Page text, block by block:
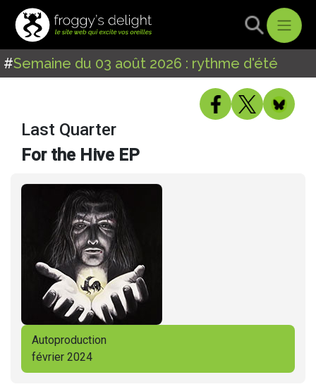
#Semaine du 03 août 2026 : rythme d'été
Last Quarter
For the Hive EP
Autoproduction
février 2024